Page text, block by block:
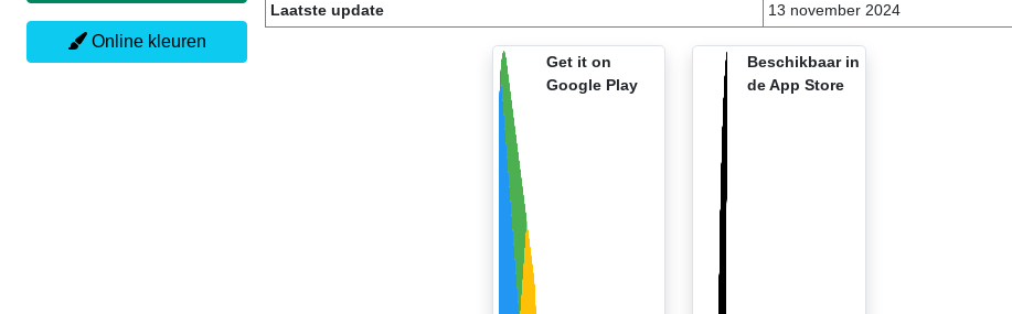
Online kleuren
Laatste update
13 november 2024
Get it on
Google Play
Beschikbaar in
de App Store